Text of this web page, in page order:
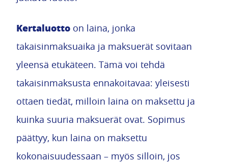
Kertaluotto on laina, jonka
takaisinmaksuaika ja maksuerät sovitaan
yleensä etukäteen. Tämä voi tehdä
takaisinmaksusta ennakoitavaa: yleisesti
ottaen tiedät, milloin laina on maksettu ja
kuinka suuria maksuerät ovat. Sopimus
päättyy, kun laina on maksettu
kokonaisuudessaan – myös silloin, jos